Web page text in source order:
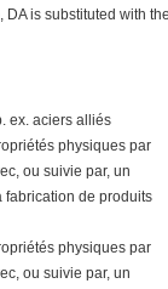
DA is substituted with
ex. aciers alliés
physiques par
ou suivie par, un
fabrication de produits
physiques par
ou suivie par, un